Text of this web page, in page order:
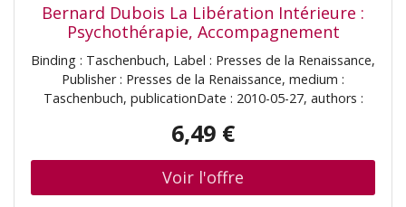
Bernard Dubois La Libération Intérieure :
Psychothérapie, Accompagnement
Spirituel, Comment Choisir ?
Binding : Taschenbuch, Label : Presses de la Renaissance,
Publisher : Presses de la Renaissance, medium :
Taschenbuch, publicationDate : 2010-05-27, authors :
6,49 €